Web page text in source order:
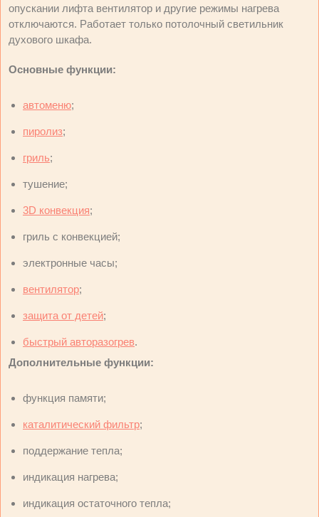
опускании лифта вентилятор и другие режимы нагрева
отключаются. Работает только потолочный светильник
духового шкафа.
Основные функции:
автоменю;
пиролиз;
гриль;
тушение;
3D конвекция;
гриль с конвекцией;
электронные часы;
вентилятор;
защита от детей;
быстрый авторазогрев.
Дополнительные функции:
функция памяти;
каталитический фильтр;
поддержание тепла;
индикация нагрева;
индикация остаточного тепла;